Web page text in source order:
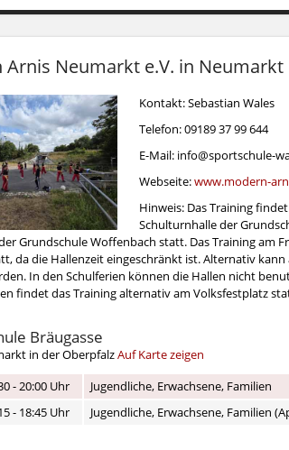
Arnis Neumarkt e.V. in Neumarkt
Kontakt: Sebastian Wales
Telefon: 09189 37 99 644
E-Mail: info@sportschule-
Webseite:www.modern-
Hinweis: Das Training
Schulturnhalle der
Grundschule Woffenbach statt. Das Training am
da die Hallenzeit eingeschränkt ist. Alternativ kann
In den Schulferien können die Hallen nicht
findet das Training alternativ am Volksfestplatz
Bräugasse
in der OberpfalzAuf Karte zeigen
- 20:00 Uhr
Jugendliche, Erwachsene, Familien
- 18:45 Uhr Jugendliche, Erwachsene, Familien